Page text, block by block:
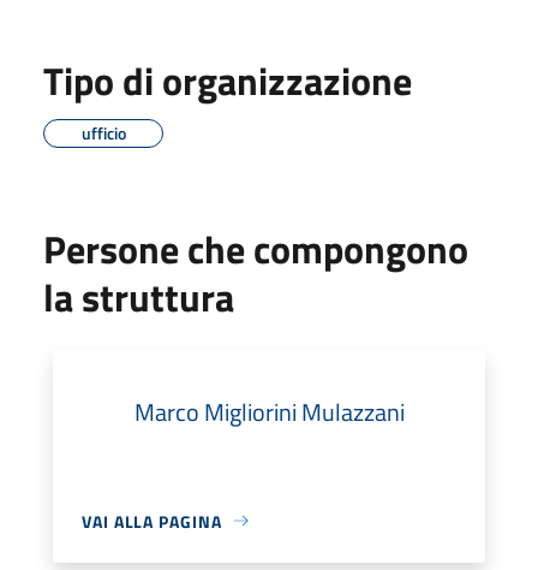
Tipo di organizzazione
ufficio
Persone che compongono
la struttura
Marco Migliorini Mulazzani
VAI ALLA PAGINA